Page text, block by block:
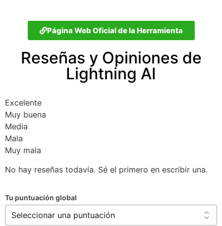
Página Web Oficial de la Herramienta
Reseñas y Opiniones de
Lightning AI
Excelente
Muy buena
Media
Mala
Muy mala
No hay reseñas todavía. Sé el primero en escribir una.
Tu puntuación global